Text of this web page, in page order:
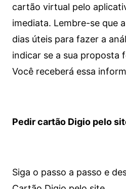
cartão virtual pelo
imediata. Lembre-se que
dias úteis para fazer a
indicar se a sua proposta
Você receberá essa
Pedir cartão Digio pelo
Siga o passo a passo e